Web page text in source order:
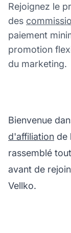
Rejoignez le
des
paiement
promotion
du marketing.
Bienvenue
d'affiliation de
rassemblé
avant de
Vellko.